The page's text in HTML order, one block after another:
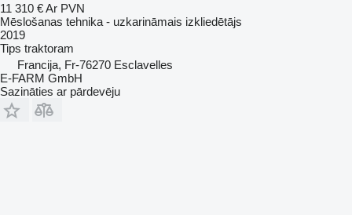
11 310 €Ar PVN
Mēslošanas tehnika - uzkarināmais izkliedētājs
2019
Tips traktoram
Francija, Fr-76270 Esclavelles
E-FARM GmbH
Sazināties ar pārdevēju